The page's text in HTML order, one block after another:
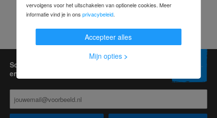
Schrijf je gratis in voor de Contorion-nieuwsbrief
en ontvang een waardebon van € 15,-
vervolgens voor het uitschakelen van optionele cookies. Meer
informatie vind je in ons privacybeleid.
Accepteer alles
Mijn opties >